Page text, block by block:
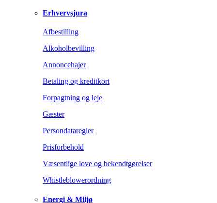
Erhvervsjura
Afbestilling
Alkoholbevilling
Annoncehajer
Betaling og kreditkort
Forpagtning og leje
Gæster
Persondataregler
Prisforbehold
Væsentlige love og bekendtgørelser
Whistleblowerordning
Energi & Miljø